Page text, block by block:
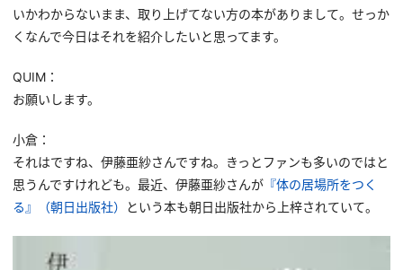
いかわからないまま、取り上げてない方の本がありまして。せっか
くなんで今日はそれを紹介したいと思ってます。
QUIM：
お願いします。
小倉：
それはですね、伊藤亜紗さんですね。きっとファンも多いのではと
思うんですけれども。最近、伊藤亜紗さんが 『体の居場所をつく
る』（朝日出版社）
という本も朝日出版社から上梓されていて。